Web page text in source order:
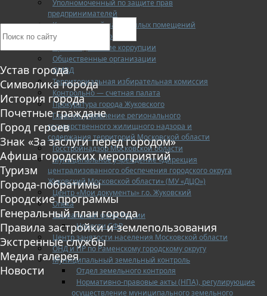
Уполномоченный по защите прав
предпринимателей
Коммерческий найм жилых помещений
Конкурентная среда
Противодействие коррупции
Общественные организации
ОМВД
Территориальная избирательная комиссия
Контрольно — счетная палата
Прокуратура города Жуковского
Главное управление регионального
государственного жилищного надзора и
содержания территорий Московской области
Госстройнадзор Московской области
Муниципальное учреждение «Дирекция
централизованного обеспечения городского округа
Жуковский Московской области» (МУ «ДЦО»)
Центр «Мои документы» г.о. Жуковский
Опека
Социальный фонд России
Новости СФР
Центр занятости населения Московской области
ОНД и ПР по Раменскому городскому округу
Муниципальный земельный контроль
Отдел земельного контроля
Нормативно-правовые акты (НПА), регулирующие
осуществление муниципального земельного
Устав города
Символика города
История города
Почетные граждане
Город героев
Знак «За заслуги перед городом»
Афиша городских мероприятий
Туризм
Города-побратимы
Городские программы
Генеральный план города
Правила застройки и землепользования
Экстренные службы
Медиа галерея
Новости